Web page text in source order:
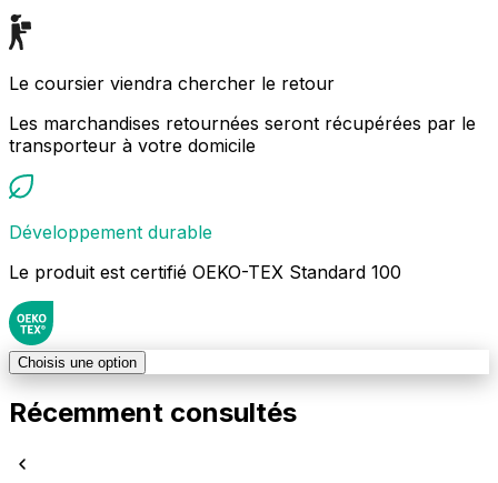
Le coursier viendra chercher le retour
Les marchandises retournées seront récupérées par le
transporteur à votre domicile
Développement durable
Le produit est certifié OEKO-TEX Standard 100
Choisis une option
Récemment consultés